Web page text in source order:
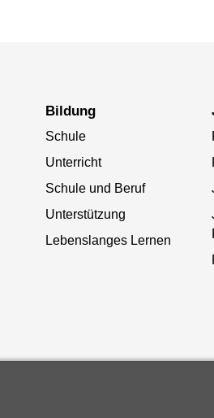
Bildung
Schule
Unterricht
Schule und Beruf
Unterstützung
Lebenslanges Lernen